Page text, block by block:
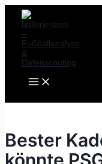
Zum
Inhalt
springen
MENU
Bester
Post
navigation